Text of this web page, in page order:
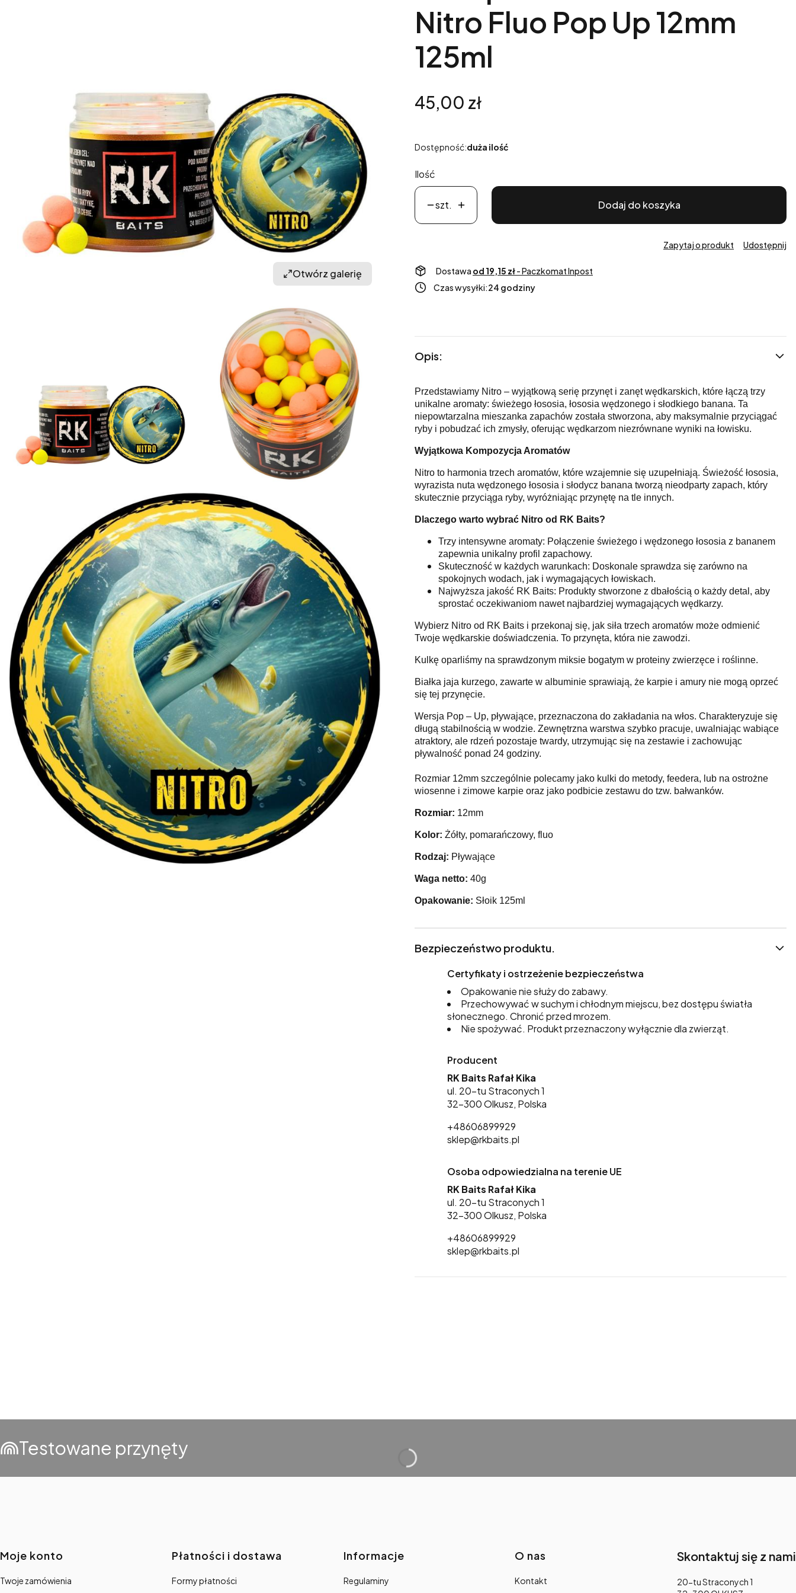
Otwórz galerię
Nitro Fluo Pop Up 12mm
125ml
Cena
45,00 zł
Dostępność:duża ilość
Ilość
szt. Dodaj do koszyka
Zapytaj o produkt Udostępnij
Dostawa od 19,15 zł- Paczkomat Inpost
Czas wysyłki:24 godziny
Opis:
Przedstawiamy Nitro – wyjątkową serię przynęt i zanęt wędkarskich, które łączą trzy
unikalne aromaty: świeżego łososia, łososia wędzonego i słodkiego banana. Ta
niepowtarzalna mieszanka zapachów została stworzona, aby maksymalnie przyciągać
ryby i pobudzać ich zmysły, oferując wędkarzom niezrównane wyniki na łowisku.
Wyjątkowa Kompozycja Aromatów
Nitro to harmonia trzech aromatów, które wzajemnie się uzupełniają. Świeżość łososia,
wyrazista nuta wędzonego łososia i słodycz banana tworzą nieodparty zapach, który
skutecznie przyciąga ryby, wyróżniając przynętę na tle innych.
Dlaczego warto wybrać Nitro od RK Baits?
Trzy intensywne aromaty: Połączenie świeżego i wędzonego łososia z bananem
zapewnia unikalny profil zapachowy.
Skuteczność w każdych warunkach: Doskonale sprawdza się zarówno na
spokojnych wodach, jak i wymagających łowiskach.
Najwyższa jakość RK Baits: Produkty stworzone z dbałością o każdy detal, aby
sprostać oczekiwaniom nawet najbardziej wymagających wędkarzy.
Wybierz Nitro od RK Baits i przekonaj się, jak siła trzech aromatów może odmienić
Twoje wędkarskie doświadczenia. To przynęta, która nie zawodzi.
Kulkę oparliśmy na sprawdzonym miksie bogatym w proteiny zwierzęce i roślinne.
Białka jaja kurzego, zawarte w albuminie sprawiają, że karpie i amury nie mogą oprzeć
się tej przynęcie.
Wersja Pop – Up, pływające, przeznaczona do zakładania na włos. Charakteryzuje się
długą stabilnością w wodzie. Zewnętrzna warstwa szybko pracuje, uwalniając wabiące
atraktory, ale rdzeń pozostaje twardy, utrzymując się na zestawie i zachowując
pływalność ponad 24 godziny.
Rozmiar 12mm szczególnie polecamy jako kulki do metody, feedera, lub na ostrożne
wiosenne i zimowe karpie oraz jako podbicie zestawu do tzw. bałwanków.
Rozmiar: 12mm
Kolor: Żółty, pomarańczowy, fluo
Rodzaj: Pływające
Waga netto: 40g
Opakowanie: Słoik 125ml
Bezpieczeństwo produktu.
Certyfikaty i ostrzeżenie bezpieczeństwa
Opakowanie nie służy do zabawy.
Przechowywać w suchym i chłodnym miejscu, bez dostępu światła
słonecznego. Chronić przed mrozem.
Nie spożywać. Produkt przeznaczony wyłącznie dla zwierząt.
Producent
RK Baits Rafał Kika
ul. 20-tu Straconych 1
32-300 Olkusz, Polska
+48606899929
sklep@rkbaits.pl
Osoba odpowiedzialna na terenie UE
RK Baits Rafał Kika
ul. 20-tu Straconych 1
32-300 Olkusz, Polska
+48606899929
sklep@rkbaits.pl
Testowane przynęty
Linki w stopce
Moje konto
Twoje zamówienia
Płatności i dostawa
Formy płatności
Informacje
Regulaminy
O nas
Kontakt
Skontaktuj się z nami
Adres:
20-tu Straconych 1